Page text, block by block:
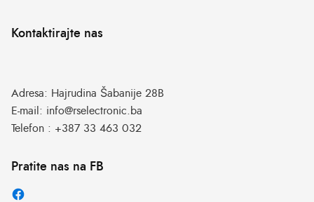
Kontaktirajte nas
Adresa: Hajrudina Šabanije 28B
E-mail: info@rselectronic.ba
Telefon : +387 33 463 032
Pratite nas na FB